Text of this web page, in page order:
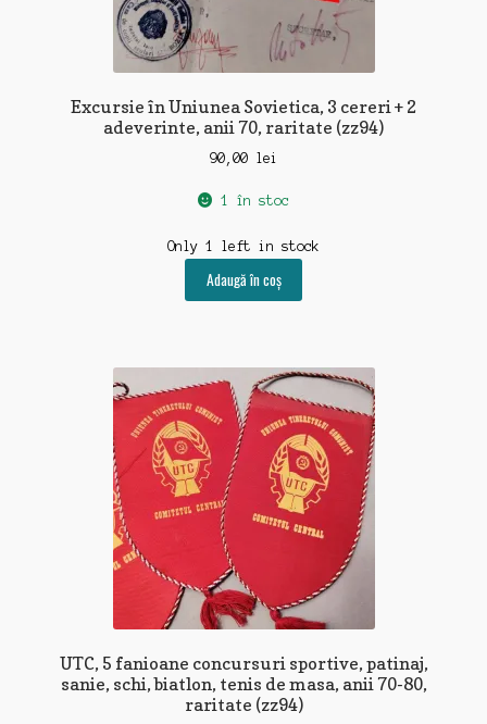
Excursie în Uniunea Sovietica, 3 cereri + 2
adeverinte, anii 70, raritate (zz94)
90,00 lei
1 în stoc
Only 1 left in stock
Adaugă în coș
UTC, 5 fanioane concursuri sportive, patinaj,
sanie, schi, biatlon, tenis de masa, anii 70-80,
raritate (zz94)